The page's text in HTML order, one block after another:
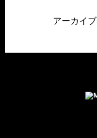
アーカイブ